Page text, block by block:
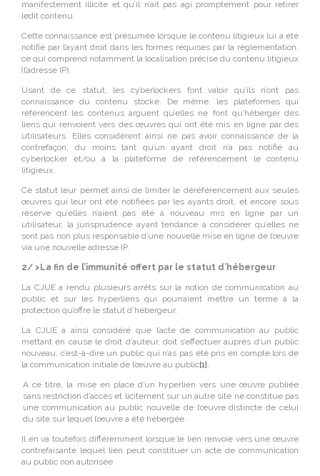
manifestement illicite et qu’il n’ait pas agi promptement pour retirer
ledit contenu.
Cette connaissance est présumée lorsque le contenu litigieux lui a été
notifié par l’ayant droit dans les formes requises par la règlementation,
ce qui comprend notamment la localisation précise du contenu litigieux
(l’adresse IP).
Usant de ce statut, les cyberlockers font valoir qu’ils n’ont pas
connaissance du contenu stocké. De même, les plateformes qui
référencent les contenus arguent qu’elles ne font qu’héberger des
liens qui renvoient vers des œuvres qui ont été mis en ligne par des
utilisateurs. Elles considèrent ainsi ne pas avoir connaissance de la
contrefaçon, du moins tant qu’un ayant droit n’a pas notifié au
cyberlocker et/ou à la plateforme de référencement le contenu
litigieux.
Ce statut leur permet ainsi de limiter le déréférencement aux seules
œuvres qui leur ont été notifiées par les ayants droit, et encore sous
réserve qu’elles n’aient pas été à nouveau mis en ligne par un
utilisateur, la jurisprudence ayant tendance à considérer qu’elles ne
sont pas non plus responsable d’une nouvelle mise en ligne de l’œuvre
via une nouvelle adresse IP.
2/ >La fin de l’immunité offert par le statut d’hébergeur
La CJUE a rendu plusieurs arrêts sur la notion de communication au
public et sur les hyperliens qui pourraient mettre un terme à la
protection qu’offre le statut d’hébergeur.
La CJUE a ainsi considéré que l’acte de communication au public
mettant en cause le droit d’auteur, doit s’effectuer auprès d’un public
nouveau, c’est-à-dire un public qui n’as pas été pris en compte lors de
la communication initiale de l’œuvre au public[1].
A ce titre, la mise en place d’un hyperlien vers une œuvre publiée
sans restriction d’accès et licitement sur un autre site ne constitue pas
une communication au public nouvelle de l’œuvre distincte de celui
du site sur lequel l’œuvre a été hébergée.
Il en va toutefois différemment lorsque le lien renvoie vers une œuvre
contrefaisante lequel lien peut constituer un acte de communication
au public non autorisée.